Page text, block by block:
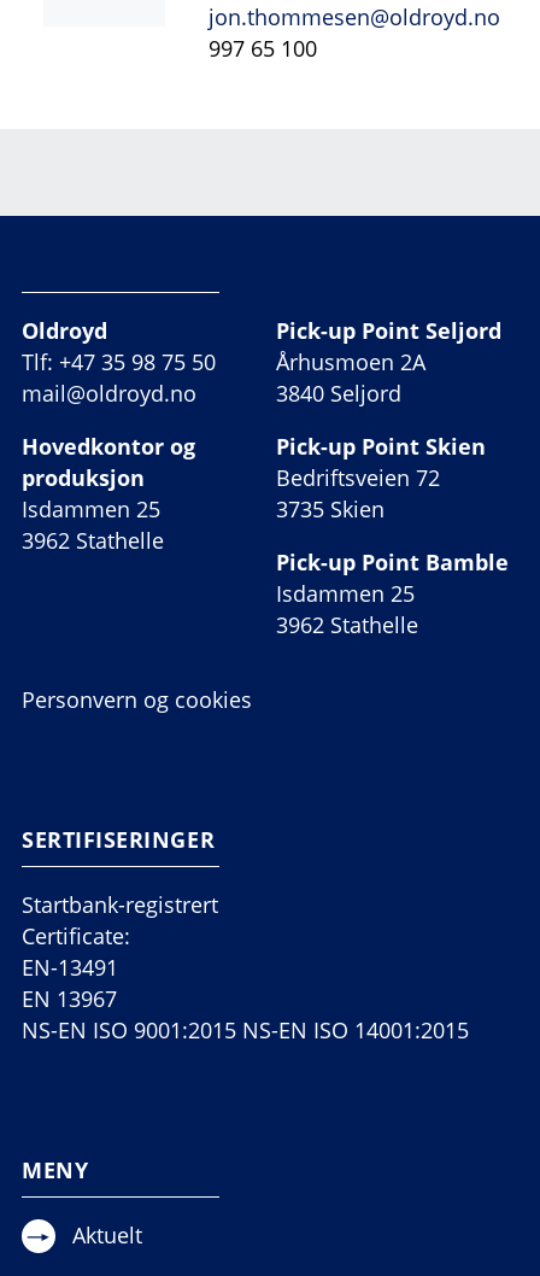
jon.thommesen@oldroyd.no
997 65 100
Oldroyd
Tlf: +47 35 98 75 50
mail@oldroyd.no
Hovedkontor og
produksjon
Isdammen 25
3962 Stathelle
Pick-up Point Seljord
Århusmoen 2A
3840 Seljord
Pick-up Point Skien
Bedriftsveien 72
3735 Skien
Pick-up Point Bamble
Isdammen 25
3962 Stathelle
Personvern og cookies
SERTIFISERINGER
Startbank-registrert
Certificate:
EN-13491
EN 13967
NS-EN ISO 9001:2015 NS-EN ISO 14001:2015
MENY
Aktuelt